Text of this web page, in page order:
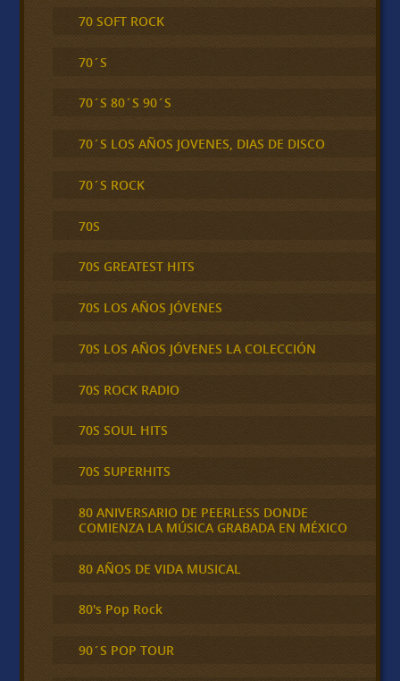
70 SOFT ROCK
70´S
70´S 80´S 90´S
70´S LOS AÑOS JOVENES, DIAS DE DISCO
70´S ROCK
70S
70S GREATEST HITS
70S LOS AÑOS JÓVENES
70S LOS AÑOS JÓVENES LA COLECCIÓN
70S ROCK RADIO
70S SOUL HITS
70S SUPERHITS
80 ANIVERSARIO DE PEERLESS DONDE
COMIENZA LA MÚSICA GRABADA EN MÉXICO
80 AÑOS DE VIDA MUSICAL
80's Pop Rock
90´S POP TOUR